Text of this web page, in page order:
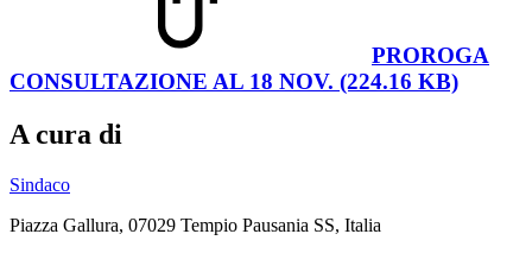
PROROGA
CONSULTAZIONE AL 18 NOV. (224.16 KB)
A cura di
Sindaco
Piazza Gallura, 07029 Tempio Pausania SS, Italia